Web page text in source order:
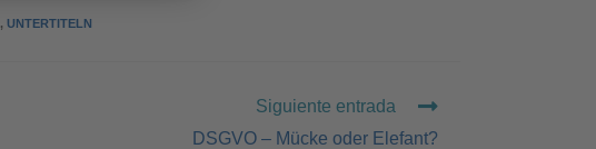
, UNTERTITELN
Siguiente entrada
DSGVO – Mücke oder Elefant?